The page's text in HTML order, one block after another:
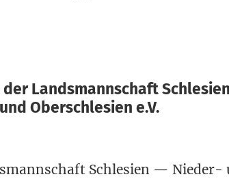
der Landsmannschaft Schlesien
Oberschlesien e.V.
Schle­si­en — Nie­der-